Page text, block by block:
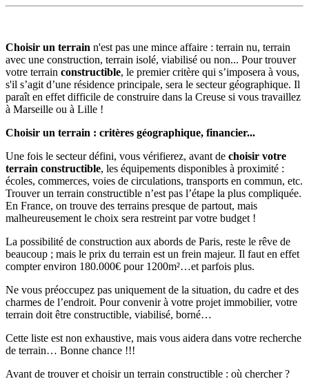
Choisir un terrain n'est pas une mince affaire : terrain nu, terrain
avec une construction, terrain isolé, viabilisé ou non... Pour trouver
votre terrain constructible, le premier critère qui s’imposera à vous,
s'il s’agit d’une résidence principale, sera le secteur géographique. Il
paraît en effet difficile de construire dans la Creuse si vous travaillez
à Marseille ou à Lille !
Choisir un terrain : critères géographique, financier...
Une fois le secteur défini, vous vérifierez, avant de choisir votre
terrain constructible, les équipements disponibles à proximité :
écoles, commerces, voies de circulations, transports en commun, etc.
Trouver un terrain constructible n’est pas l’étape la plus compliquée.
En France, on trouve des terrains presque de partout, mais
malheureusement le choix sera restreint par votre budget !
La possibilité de construction aux abords de Paris, reste le rêve de
beaucoup ; mais le prix du terrain est un frein majeur. Il faut en effet
compter environ 180.000€ pour 1200m²…et parfois plus.
Ne vous préoccupez pas uniquement de la situation, du cadre et des
charmes de l’endroit. Pour convenir à votre projet immobilier, votre
terrain doit être constructible, viabilisé, borné…
Cette liste est non exhaustive, mais vous aidera dans votre recherche
de terrain… Bonne chance !!!
Avant de trouver et choisir un terrain constructible : où chercher ?